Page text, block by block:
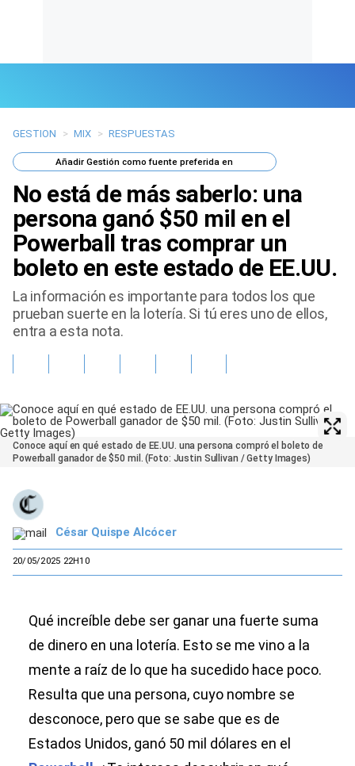
Últimas Noticias
Mi Bolsillo
Gente
Tendencias Mix
Sports
GESTION > MIX > RESPUESTAS
AñadirGestión como fuente preferida en
No está de más saberlo: una
persona ganó $50 mil en el
Powerball tras comprar un
boleto en este estado de EE.UU.
La información es importante para todos los que
prueban suerte en la lotería. Si tú eres uno de ellos,
entra a esta nota.
Conoce aquí en qué estado de EE.UU. una persona compró el boleto de
Powerball ganador de $50 mil. (Foto: Justin Sullivan / Getty Images)
César Quispe Alcócer
20/05/2025 22H10
Qué increíble debe ser ganar una fuerte suma
de dinero en una lotería. Esto se me vino a la
mente a raíz de lo que ha sucedido hace poco.
Resulta que una persona, cuyo nombre se
desconoce, pero que se sabe que es de
Estados Unidos, ganó 50 mil dólares en el